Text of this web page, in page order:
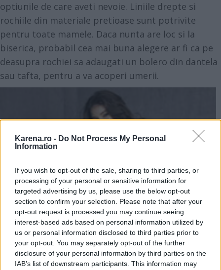
Karena.ro - Do Not Process My Personal
Information
If you wish to opt-out of the sale, sharing to third parties, or
processing of your personal or sensitive information for
targeted advertising by us, please use the below opt-out
section to confirm your selection. Please note that after your
opt-out request is processed you may continue seeing
interest-based ads based on personal information utilized by
us or personal information disclosed to third parties prior to
your opt-out. You may separately opt-out of the further
disclosure of your personal information by third parties on the
IAB’s list of downstream participants. This information may
optiunile de care aveti nevoie. Liniile drepte si
rochiile din materiale pretioase sunt potrivite
pentru toate mamele. Daca nunta are loc si la
biserica, probabil cea mai buna alegere ar fi ca pe
deasupra rochiei sa adaugati un bolero din dantela
sau tafta, pentru a va acoperi umerii.